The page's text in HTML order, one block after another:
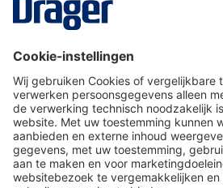
Dräger klantenservice
Over Dräger